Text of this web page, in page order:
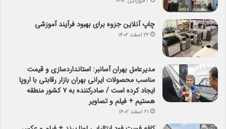
چاپ آنلاین جزوه برای بهبود فرآیند آموزشی
۲۲ اسفند ۱۴۰۲
مدیرعامل بهران آسانبر: استانداردسازی و قیمت
مناسب محصولات ایرانی بهران بازار رقابتی با اروپا
ایجاد کرده است / صادرکننده به ۷ کشور منطقه
هستیم + فیلم و تصاویر
۲۱ اسفند ۱۴۰۲